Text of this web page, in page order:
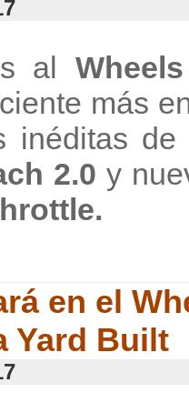
al
más
inéditas
2.0 y
en el
Yard Built